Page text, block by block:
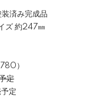
み完成品
ズ 約247㎜
）
定
定